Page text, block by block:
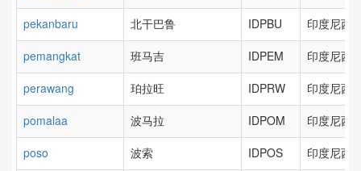
pekanbaru
北干巴鲁 IDPBU
印度尼西
pemangkat
班马吉 IDPEM
印度尼西
perawang
珀拉旺 IDPRW
印度尼西
pomalaa
波马拉 IDPOM
印度尼西
poso
波索 IDPOS
印度尼西